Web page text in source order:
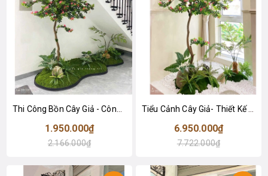
Thi Công Bồn Cây Giả - Công Trình Tiểu Cảnh Cây Đỗ Quyên Thiết Kế Không Gian Căn Hộ
1.950.000₫
2.166.000₫
Tiểu Cảnh Cây Giả- Thiết Kế Tiểu Cảnh Cây Đỗ Quyên Giả Decor Phòng Khách Căn Hộ Độc Đáo (135X145X220cm)- RC094
6.950.000₫
7.722.000₫